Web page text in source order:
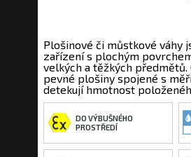
Plošinové či můstkové váhy
zařízení s plochým
velkých a těžkých předmětů.
pevné plošiny spojené s
detekují hmotnost
DO VÝBUŠNÉHO
PROSTŘEDÍ